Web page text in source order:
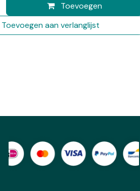
Toevoegen
Toevoegen aan verlanglijst